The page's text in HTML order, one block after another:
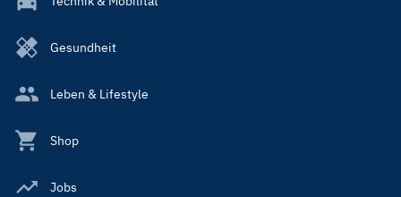
Gesundheit
Leben & Lifestyle
Shop
Jobs